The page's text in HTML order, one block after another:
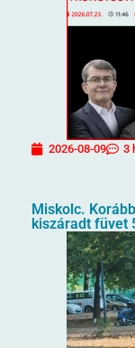
2026-08-09 3
Miskolc.
kiszáradt füvet